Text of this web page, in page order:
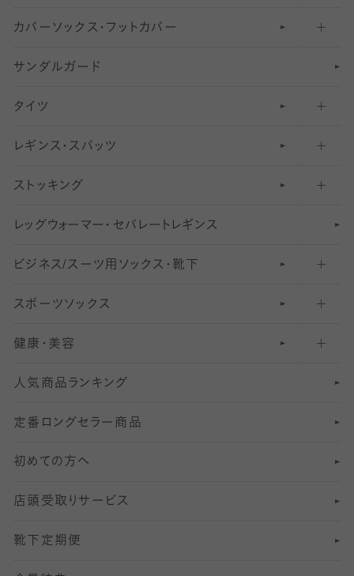
五本指ソックス・靴下
足袋ソックス・靴下
無地・プレーンソックス・靴下
柄ソックス・靴下
スニーカー（くるぶし）用ソックス
アンクル・ショートソックス（くるぶし上）
クルーソックス（ふくらはぎ下）
ハイソックス
オーバーニー・ニーハイソックス
カバーソックス・フットカバー
フットカバー・カバーソックス（深め）
フットカバー・カバーソックス（ふつう）
フットカバー・カバーソックス（浅め）
サンダルガード
タイツ
30デニール以下のタイツ（薄手タイツ）
31〜40デニールタイツ
41〜60デニールタイツ
61〜80デニールタイツ
81 〜110デニールタイツ
111〜210デニールタイツ
211デニールタイツ以上（防寒・厚手タイツ）
レギンス・スパッツ
柄レギンス
無地レギンス
レギンスパンツ（レギパン）
マタニティレギンス
5 分丈
6 分丈レギンス
7 分丈 レギンス
8 分丈 レギンス
10分丈 レギンス
12分丈レギンス
ストッキング
伝線しにくいストッキング
ショートストッキング
結婚式用ストッキング
美脚ストッキング
オールスルーストッキング
レッ グ ウォー マー ・ セパレー ト レ ギンス
ビジネス/スーツ用 ソックス・靴下
匠シリーズ
フレッシャーズ向けソックス・靴下
冠婚葬祭向けソックス・靴下
スーツカジュアルソックス・靴下
ロングホーズ
スポーツソックス
ランニングソックス・靴下
ゴルフソックス・靴下
サッカー・フットサル用ソックス
ヨガソックス・靴下
スポーツ用レッグウォーマー
SSサイズ（21～23cm）
健康・美容
インナーソックス
加圧・着圧ソックス
冷えとり靴下
着圧・加圧タイツ
むくみ対策
人気商品ランキング
定番ロングセラー商品
初めての方へ
店頭受取りサービス
靴下定期便